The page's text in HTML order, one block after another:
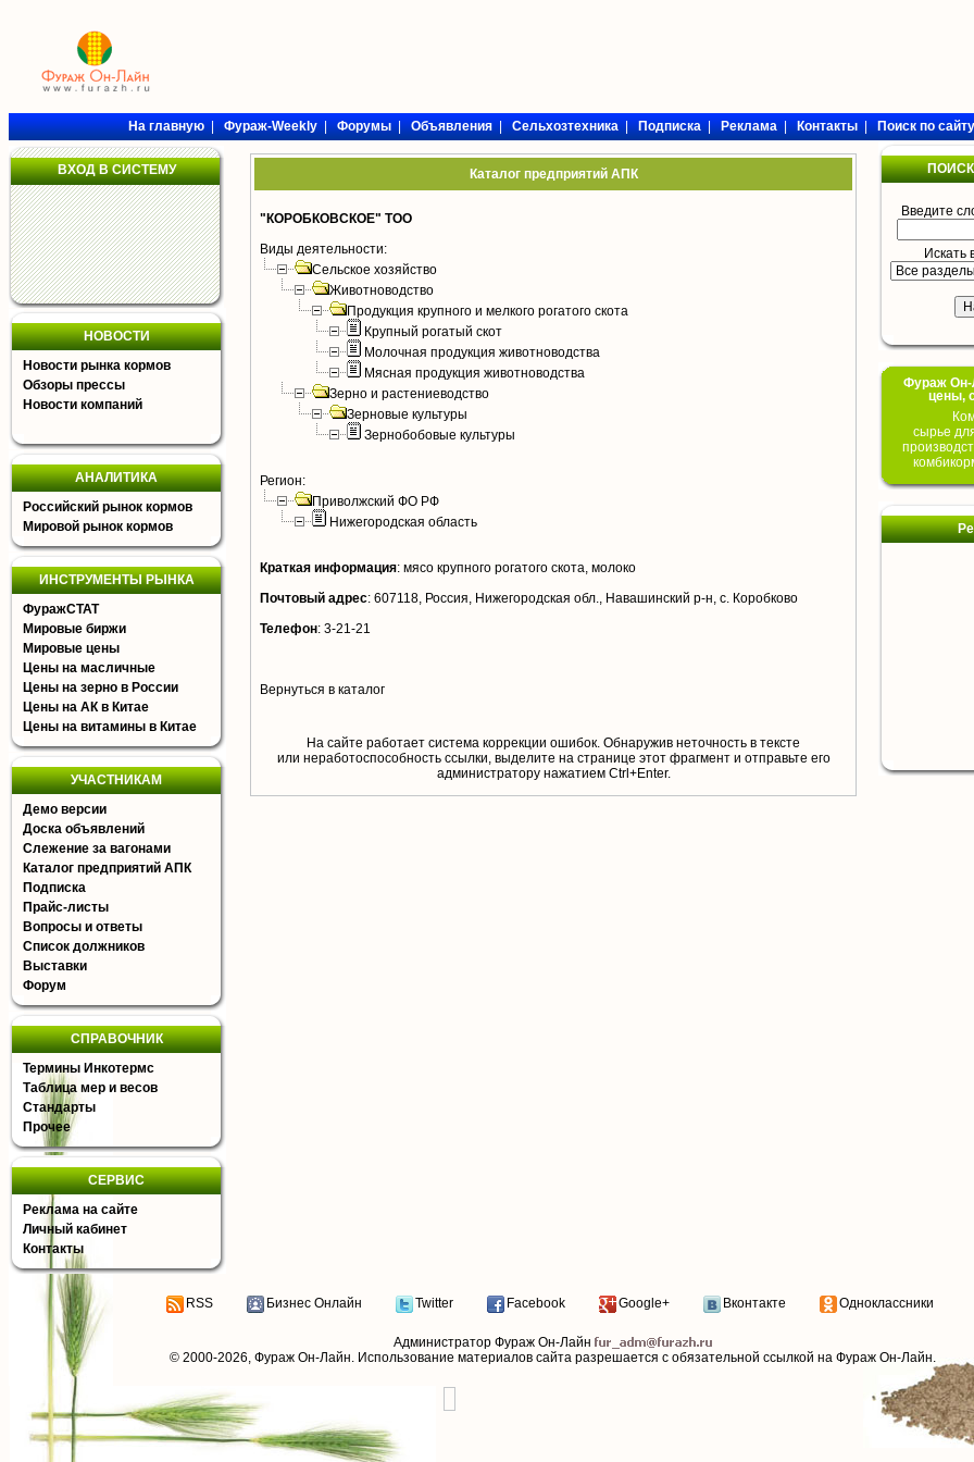
На главную|Фураж-Weekly|Форумы|Объявления|Сельхозтехника|Подписка|Реклама|Контакты|Поиск по сайту
ВХОД В СИСТЕМУ
НОВОСТИ
Новости рынка кормов
Обзоры прессы
Новости компаний
АНАЛИТИКА
Российский рынок кормов
Мировой рынок кормов
ИНСТРУМЕНТЫ РЫНКА
ФуражСТАТ
Мировые биржи
Мировые цены
Цены на масличные
Цены на зерно в России
Цены на АК в Китае
Цены на витамины в Китае
УЧАСТНИКАМ
Демо версии
Доска объявлений
Слежение за вагонами
Каталог предприятий АПК
Подписка
Прайс-листы
Вопросы и ответы
Список должников
Выставки
Форум
СПРАВОЧНИК
Термины Инкотермс
Таблица мер и весов
Стандарты
Прочее
СЕРВИС
Реклама на сайте
Личный кабинет
Контакты
Каталог предприятий АПК
"КОРОБКОВСКОЕ" ТОО
Виды деятельности:
Сельское хозяйство
Животноводство
Продукция крупного и мелкого рогатого скота
Крупный рогатый скот
Молочная продукция животноводства
Мясная продукция животноводства
Зерно и растениеводство
Зерновые культуры
Зернобобовые культуры
Регион:
Приволжский ФО РФ
Нижегородская область
Краткая информация: мясо крупного рогатого скота, молоко
Почтовый адрес: 607118, Россия, Нижегородская обл., Навашинский р-н, с. Коробково
Телефон: 3-21-21
Вернуться в каталог
На сайте работает система коррекции ошибок. Обнаружив неточность в тексте
или неработоспособность ссылки, выделите на странице этот фрагмент и отправьте его
aдминистратору нажатием Ctrl+Enter.
Введите
Искать
Фураж Он-
цены,
сырье
RSS Бизнес Онлайн Twitter Facebook Google+ Вконтакте Одноклассники
Администратор Фураж Он-Лайн
© 2000-2026, Фураж Он-Лайн. Использование материалов сайта разрешается с обязательной ссылкой на Фураж Он-Лайн.